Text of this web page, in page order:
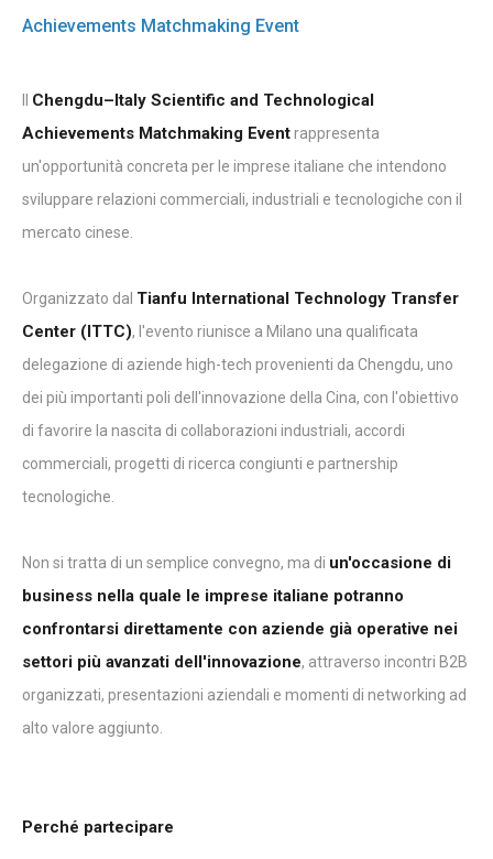
Achievements Matchmaking Event
Chengdu–Italy Scientific and Technological
Achievements Matchmaking Eventrappresenta
un'opportunità concreta per le imprese italiane che intendono
sviluppare relazioni commerciali, industriali e tecnologiche con il
mercato cinese.
Organizzato dal Tianfu International Technology Transfer
Center (ITTC), l'evento riunisce a Milano una qualificata
delegazione di aziende high-tech provenienti da Chengdu, uno
dei più importanti poli dell'innovazione della Cina, con l'obiettivo
di favorire la nascita di collaborazioni industriali, accordi
commerciali, progetti di ricerca congiunti e partnership
tecnologiche.
Non si tratta di un semplice convegno, ma di un'occasione di
business nella quale le imprese italiane potranno
confrontarsi direttamente con aziende già operative nei
settori più avanzati dell'innovazione, attraverso incontri B2B
organizzati, presentazioni aziendali e momenti di networking ad
alto valore aggiunto.
Perché partecipare